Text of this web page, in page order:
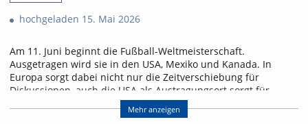
hochgeladen 15. Mai 2026
Am 11. Juni beginnt die Fußball-Weltmeisterschaft.
Ausgetragen wird sie in den USA, Mexiko und Kanada. In
Europa sorgt dabei nicht nur die Zeitverschiebung für
Diskussionen, auch die USA als Austragungsort sorgt für
Gesprächsstoff. Wird dieses Riesen-Turnier ein
Sommermärchen oder ein Eigentor?
Mehr anzeigen